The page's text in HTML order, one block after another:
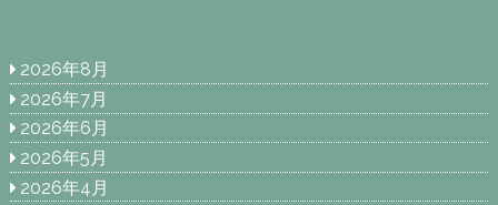
2026年8月
2026年7月
2026年6月
2026年5月
2026年4月